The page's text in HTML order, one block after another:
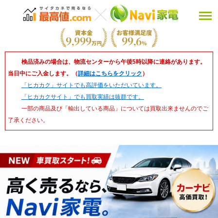
検品済みの場合は、物流センターから午後5時以降に連絡があります。
当日中にご入金します。（詳細はこちらをクリック ）
「ヒカカク」サイトでも高評価をいただいています。
「ヒカカクサイト」でも買取実績は抜群です。
一部の商品及び「輸出している商品」については買取出来ませんのでご
了承ください。